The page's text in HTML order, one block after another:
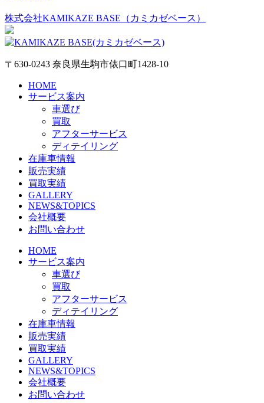
株式会社KAMIKAZE BASE（カミカゼベース）
〒630-0243 奈良県生駒市俵口町1428-10
HOME
サービス案内
車選び
買取
アフターサービス
ディテイリング
在庫車情報
販売実績
買取実績
GALLERY
NEWS&TOPICS
会社概要
お問い合わせ
HOME
サービス案内
車選び
買取
アフターサービス
ディテイリング
在庫車情報
販売実績
買取実績
GALLERY
NEWS&TOPICS
会社概要
お問い合わせ